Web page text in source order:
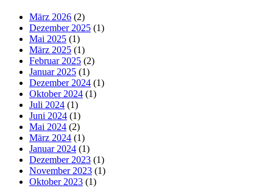
März 2026 (2)
Dezember 2025 (1)
Mai 2025 (1)
März 2025 (1)
Februar 2025 (2)
Januar 2025 (1)
Dezember 2024 (1)
Oktober 2024 (1)
Juli 2024 (1)
Juni 2024 (1)
Mai 2024 (2)
März 2024 (1)
Januar 2024 (1)
Dezember 2023 (1)
November 2023 (1)
Oktober 2023 (1)